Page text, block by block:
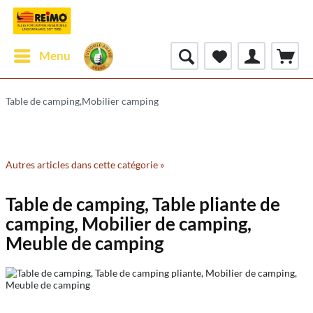
Menu
Table de camping,Mobilier camping
Autres articles dans cette catégorie »
Table de camping, Table pliante de
camping, Mobilier de camping,
Meuble de camping